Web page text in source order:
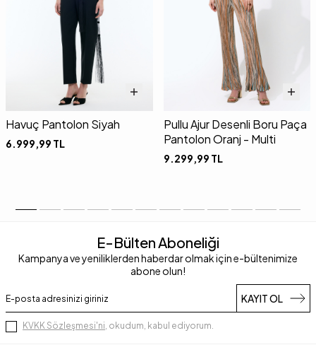
Havuç Pantolon Siyah
6.999,99 TL
Pullu Ajur Desenli Boru Paça
Pantolon Oranj - Multi
9.299,99 TL
E-Bülten Aboneliği
Kampanya ve yeniliklerden haberdar olmak için e-bültenimize
abone olun!
KAYIT OL
KVKK Sözleşmesi'ni, okudum, kabul ediyorum.